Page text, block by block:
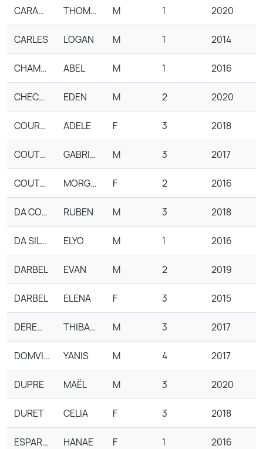
CARANTELLY THOMAS M 1 2020
CARLES LOGAN M 1 2014
CHAMBON ABEL M 1 2016
CHECOLA EDEN M 2 2020
COURTOIS ADELE F 3 2018
COUTEAU-SUCHET GABRIEL M 3 2017
COUTEAU-SUCHET MORGANE F 2 2016
DA COSTA RUBEN M 3 2018
DA SILVA ELYO M 1 2016
DARBEL EVAN M 2 2019
DARBEL ELENA F 3 2015
DEREMETZ THIBAULT M 3 2017
DOMVILLE YANIS M 4 2017
DUPRE MAËL M 3 2020
DURET CELIA F 3 2018
ESPARRON HANAE F 1 2016